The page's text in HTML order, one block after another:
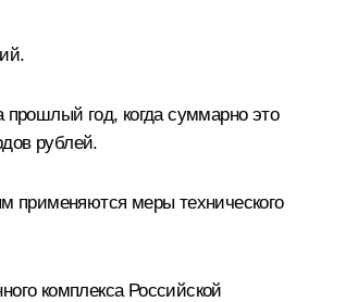
прошлый год, когда суммарно это
рублей.
применяются меры технического
комплекса Российской